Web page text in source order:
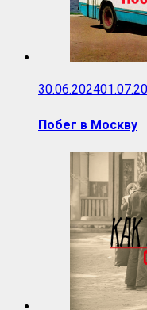
30.06.2024
Побег в Москву